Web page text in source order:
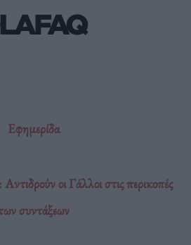
Εφημερίδα
οι Γάλλοι στις περικοπές
συντάξεων